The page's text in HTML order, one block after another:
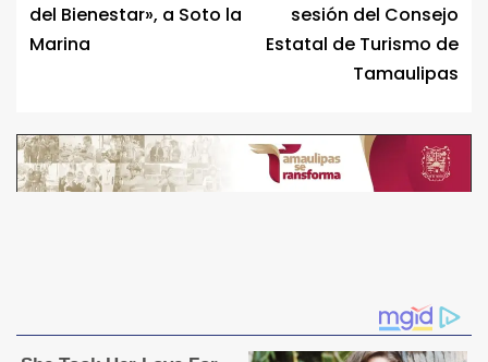
del Bienestar», a Soto la
Marina
sesión del Consejo
Estatal de Turismo de
Tamaulipas